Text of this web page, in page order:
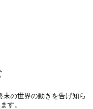
末の世界の動きを告げ知ら
す。